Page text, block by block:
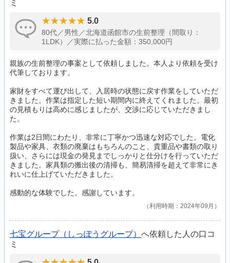
ミ
5.0
80代／男性／北海道函館市の生前整理（間取り：
1LDK）／実際に払った金額：350,000円
親族の生前整理の事案として依頼しました。本人より依頼を受け
代筆しております。
家財をすべて運び出して、入居時の状態に戻す作業をしていただ
きました。作業は指定した短い期間内に終えてくれました。最初
の見積もりは高めに感じましたが、交渉に応じていただきまし
た。
作業は2日間にわたり、非常に丁寧かつ迅速な対応でした。電化
製品や家具、衣類の廃棄はもちろんのこと、貴重品や書類の取り
扱い、さらには現金の発見までしっかりと仕分けを行っていただ
きました。家具類の搬出後の清掃も、簡易清掃を超えて非常にき
れいに仕上げていただきました。
感動的な体験でした。感謝しています。
利用時期：2024年09月
七宝グループ（しっぽうグループ） へ依頼した人の口コ
ミ